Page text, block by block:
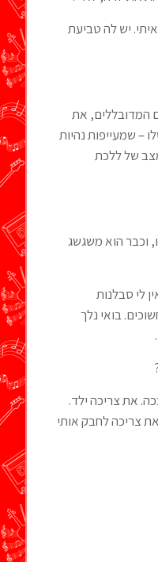
יש לה טביעת
המדובללים, את
– שמעייפות נהיות
של ללכת
וכבר הוא משגשג
לי סבלנות
בואי נלך
את צריכה ילד.
צריכה לחבק אותי